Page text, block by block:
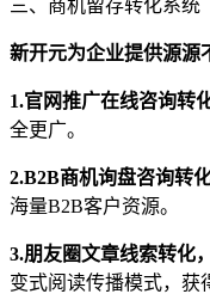
三、商机留存转化系统
新开元为企业提供源源
1.官网推广在线咨询转
全更广。
2.B2B商机询盘咨询转化
海量B2B客户资源。
3.朋友圈文章线索转化，
变式阅读传播模式，获